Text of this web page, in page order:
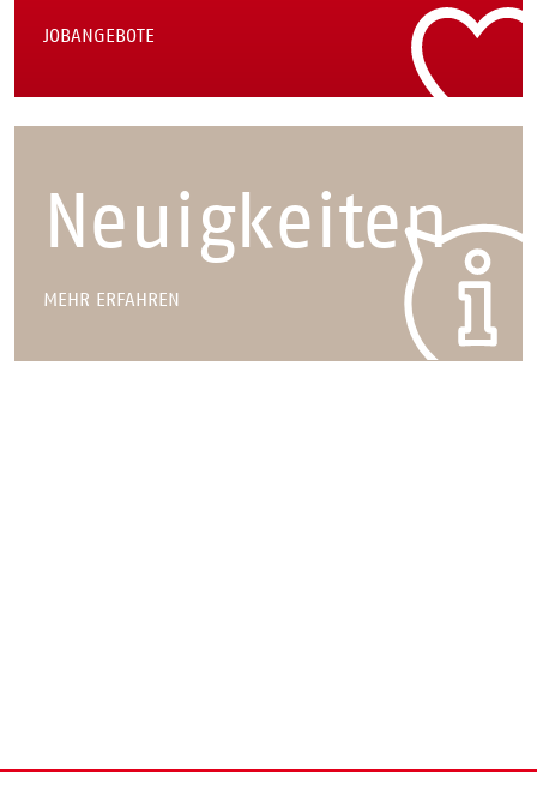
JOBANGEBOTE
Neuigkeiten
MEHR ERFAHREN